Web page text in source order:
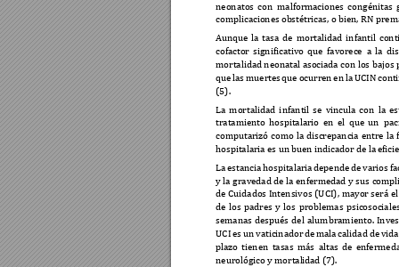
neonatos con malformaciones congénitas
complicaciones obstétricas, o bien, RN
Aunque la tasa de mortalidad infantil
cofactor significativo que favorece a la
mortalidad neonatal asociada con los bajos
que las muertes que ocurren en la UCIN cont
(5).
La mortalidad infantil se vincula con la
tratamiento hospitalario en el que un
computarizó como la discrepancia entre la
hospitalaria es un buen indicador de la
La estancia hospitalaria depende de varios
y la gravedad de la enfermedad y sus
de Cuidados Intensivos (UCI), mayor será
de los padres y los problemas
semanas después del alumbramiento.
UCI es un vaticinador de mala calidad de
plazo tienen tasas más altas de
neurológico y mortalidad (7).